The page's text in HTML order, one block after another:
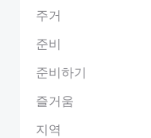
주거
준비
준비하기
즐거움
지역